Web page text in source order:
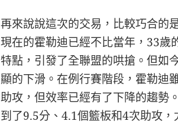
再來說說這次的交易，比較巧合的
現在的霍勒迪已經不比當年，33歲
特點，引發了全聯盟的哄搶。但如
顯的下滑。在例行賽階段，霍勒迪
助攻，但效率已經有了下降的趨勢
到了9.5分、4.1個籃板和4次助攻